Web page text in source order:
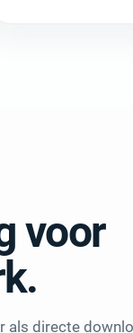
voor
als directe